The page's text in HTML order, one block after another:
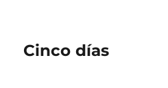
Cinco días